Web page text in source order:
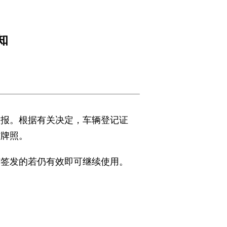
。根据有关决定，车辆登记证
照。
发的若仍有效即可继续使用。